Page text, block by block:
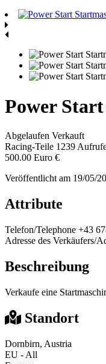
Power
Abgelaufen Verkauft
Racing-Teile 1239
500.00 Euro €
Veröffentlicht am 19/05/
Attribute
Telefon/Telephone +43
Adresse des Verkäufers/
Beschreibung
Verkaufe eine
Standort
Dornbirn, Austria
EU - All